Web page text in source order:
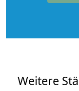
Weitere